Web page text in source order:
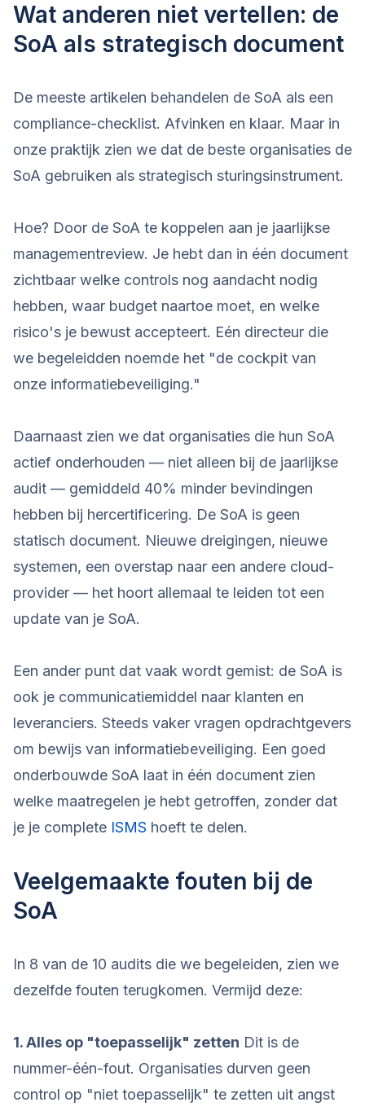
Wat anderen niet vertellen: de
SoA als strategisch document
De meeste artikelen behandelen de SoA als een
compliance-checklist. Afvinken en klaar. Maar in
onze praktijk zien we dat de beste organisaties de
SoA gebruiken als strategisch sturingsinstrument.
Hoe? Door de SoA te koppelen aan je jaarlijkse
managementreview. Je hebt dan in één document
zichtbaar welke controls nog aandacht nodig
hebben, waar budget naartoe moet, en welke
risico's je bewust accepteert. Eén directeur die
we begeleidden noemde het "de cockpit van
onze informatiebeveiliging."
Daarnaast zien we dat organisaties die hun SoA
actief onderhouden — niet alleen bij de jaarlijkse
audit — gemiddeld 40% minder bevindingen
hebben bij hercertificering. De SoA is geen
statisch document. Nieuwe dreigingen, nieuwe
systemen, een overstap naar een andere cloud-
provider — het hoort allemaal te leiden tot een
update van je SoA.
Een ander punt dat vaak wordt gemist: de SoA is
ook je communicatiemiddel naar klanten en
leveranciers. Steeds vaker vragen opdrachtgevers
om bewijs van informatiebeveiliging. Een goed
onderbouwde SoA laat in één document zien
welke maatregelen je hebt getroffen, zonder dat
je je complete ISMS hoeft te delen.
Veelgemaakte fouten bij de
SoA
In 8 van de 10 audits die we begeleiden, zien we
dezelfde fouten terugkomen. Vermijd deze:
1. Alles op "toepasselijk" zetten Dit is de
nummer-één-fout. Organisaties durven geen
control op "niet toepasselijk" te zetten uit angst